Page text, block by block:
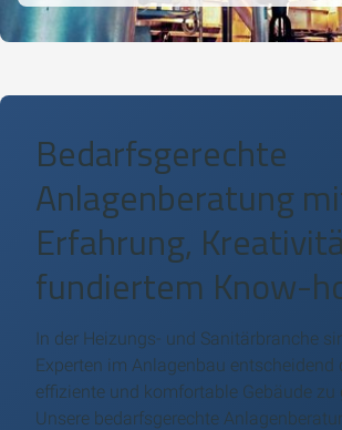
Bedarfsgerechte
Anlagenberatung
Erfahrung,
fundiertem Know-
In der Heizungs- und Sanitärbranche
Experten im Anlagenbau entscheidend
effiziente und komfortable Gebäude zu
Unsere bedarfsgerechte